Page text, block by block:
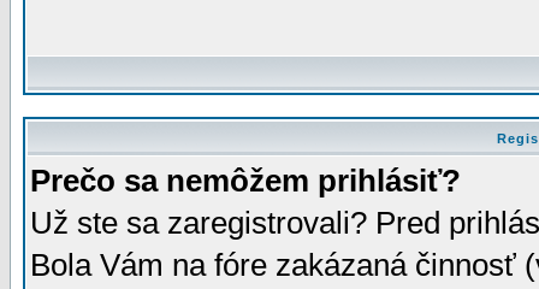
Prečo sa nemôžem prihlásiť?
Už ste sa zaregistrovali? Pred
Bola Vám na fóre zakázaná činnosť